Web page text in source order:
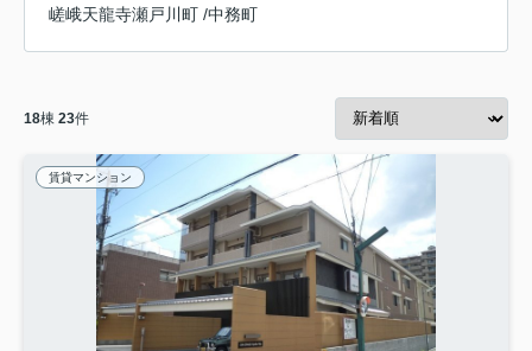
嵯峨天龍寺瀬戸川町 /中務町
18棟 23件
賃貸マンション